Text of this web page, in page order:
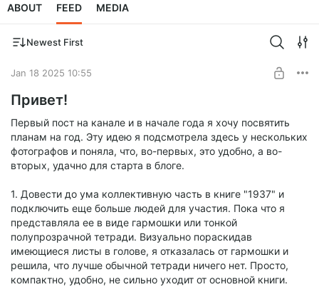
ABOUT FEED MEDIA
Newest First
Jan 18 2025 10:55
Привет!
Первый пост на канале и в начале года я хочу посвятить
планам на год. Эту идею я подсмотрела здесь у нескольких
фотографов и поняла, что, во-первых, это удобно, а во-
вторых, удачно для старта в блоге.
1. Довести до ума коллективную часть в книге "1937" и
подключить еще больше людей для участия. Пока что я
представляла ее в виде гармошки или тонкой
полупрозрачной тетради. Визуально пораскидав
имеющиеся листы в голове, я отказалась от гармошки и
решила, что лучше обычной тетради ничего нет. Просто,
компактно, удобно, не сильно уходит от основной книги.